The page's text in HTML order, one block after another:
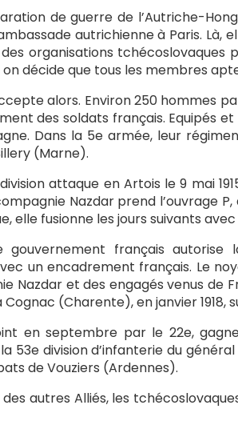
de guerre de l’Autriche-
autrichienne à Paris. Là,
organisations
décide que tous les membres
alors. Environ 250 hommes
des soldats français. Equipés
Dans la 5e armée, leur
(Marne).
attaque en Artois le 9 mai
Nazdar prend l’ouvrage
elle fusionne les jours suivants
gouvernement français
un encadrement français. Le
Nazdar et des engagés venus de
(Charente), en janvier 1918,
en septembre par le 22e,
53e division d’infanterie du
de Vouziers (Ardennes).
des autres Alliés, les